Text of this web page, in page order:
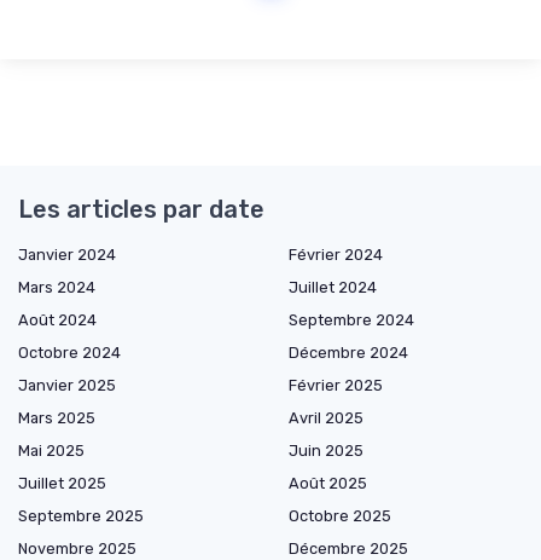
Les articles par date
Janvier 2024
Février 2024
Mars 2024
Juillet 2024
Août 2024
Septembre 2024
Octobre 2024
Décembre 2024
Janvier 2025
Février 2025
Mars 2025
Avril 2025
Mai 2025
Juin 2025
Juillet 2025
Août 2025
Septembre 2025
Octobre 2025
Novembre 2025
Décembre 2025